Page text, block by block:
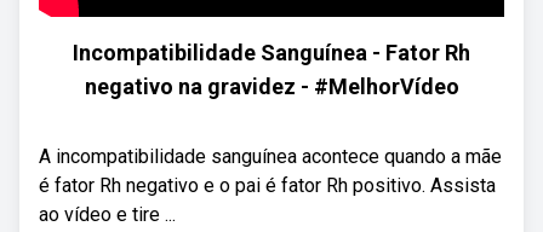
Incompatibilidade Sanguínea - Fator Rh
negativo na gravidez - #MelhorVídeo
A incompatibilidade sanguínea acontece quando a mãe
é fator Rh negativo e o pai é fator Rh positivo. Assista
ao vídeo e tire ...